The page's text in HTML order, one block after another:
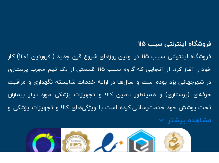
فروشگاه اینترنتی سیب 115
فروشگاه اینترنتی سیب 115 در اولین روزهای شروع قرن جدید ( فروردین 1401) کار
خود را آغاز کرد. از آنجایی که گروه سیب 115 قسمتی از یک تیم مجرب پرستاری
در شهرجهانی یزد بوده است و سال‌ها در ارائه خدمات شایسته نگهداری و مراقبت
حرفه‌ای (پرستاری) و همینطور تامین کالا و تجهیزات پزشکی مورد نیاز بیماران
تحت پوشش خود خدمت‌رسانی کرده است با ویژگی‌های کالا و تجهیزات پزشکی و
برترین برندهای موجود در بازار اطلاعات بسیار ارزشمندی را دارا می‌باشد
| تلفن تماس : 36333383-035 | ایمیل: Info@Sib115.com
مشاهده بیشتر